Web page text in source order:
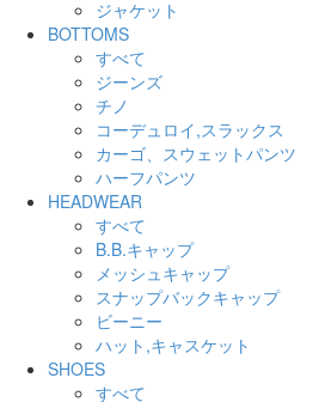
ジャケット
BOTTOMS
すべて
ジーンズ
チノ
コーデュロイ,スラックス
カーゴ、スウェットパンツ
ハーフパンツ
HEADWEAR
すべて
B.B.キャップ
メッシュキャップ
スナップバックキャップ
ビーニー
ハット,キャスケット
SHOES
すべて